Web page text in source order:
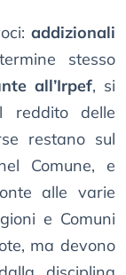
addizionali
stesso
all’Irpef, si
reddito delle
restano sul
Comune, e
alle varie
e Comuni
ma devono